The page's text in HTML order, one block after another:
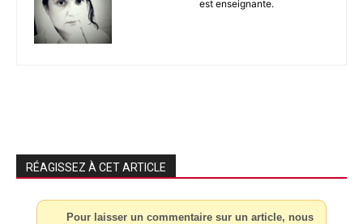
est enseignante.
RÉAGISSEZ À CET ARTICLE
Pour laisser un commentaire sur un article, nous